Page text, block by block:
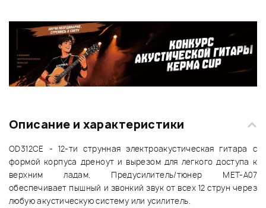
Описание и характеристики
OD312CE - 12-ти струнная электроакустическая гитара с
формой корпуса дреноут и вырезом для легкого доступа к
верхним ладам. Предусилитель/тюнер MET-A07
обеспечивает пышный и звонкий звук от всех 12 струн через
любую акустическую систему или усилитель.